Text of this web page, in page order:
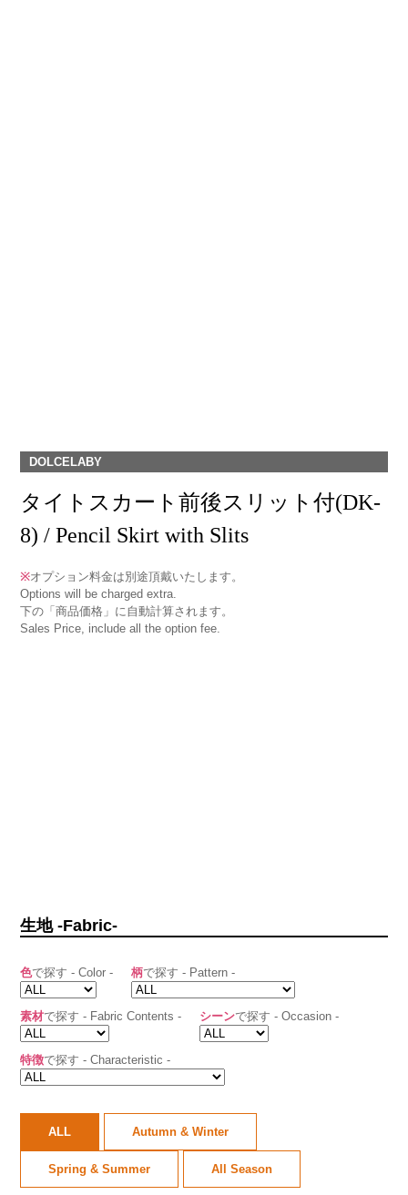
DOLCELABY
タイトスカート前後スリット付(DK-
8) / Pencil Skirt with Slits
※オプション料金は別途頂戴いたします。
Options will be charged extra.
下の「商品価格」に自動計算されます。
Sales Price, include all the option fee.
生地 -Fabric-
色で探す - Color - 柄で探す - Pattern -
素材で探す - Fabric Contents - シーンで探す - Occasion -
特徴で探す - Characteristic -
ALL Autumn & Winter
Spring & Summer All Season